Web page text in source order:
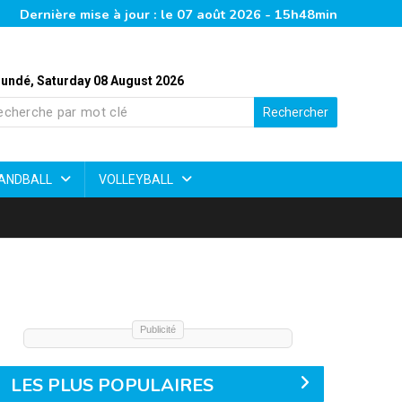
Dernière mise à jour : le 07 août 2026 - 15h48min
Saturday 08 August 2026
Rechercher
VOLLEYBALL
Publicité
LES PLUS POPULAIRES